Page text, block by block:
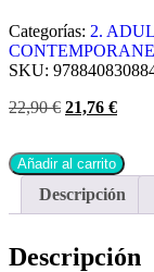
Categorías: 2.
SKU:
22,90€ 21,76 €
Añadir al carrito
Descripción
Descripción